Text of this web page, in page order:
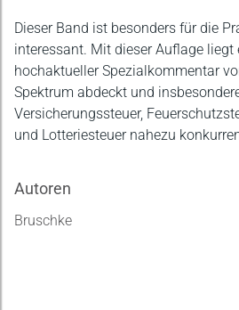
Dieser Band ist besonders für die
interessant. Mit dieser Auflage liegt
hochaktueller Spezialkommentar
Spektrum abdeckt und
Versicherungssteuer,
und Lotteriesteuer nahezu
Autoren
Bruschke